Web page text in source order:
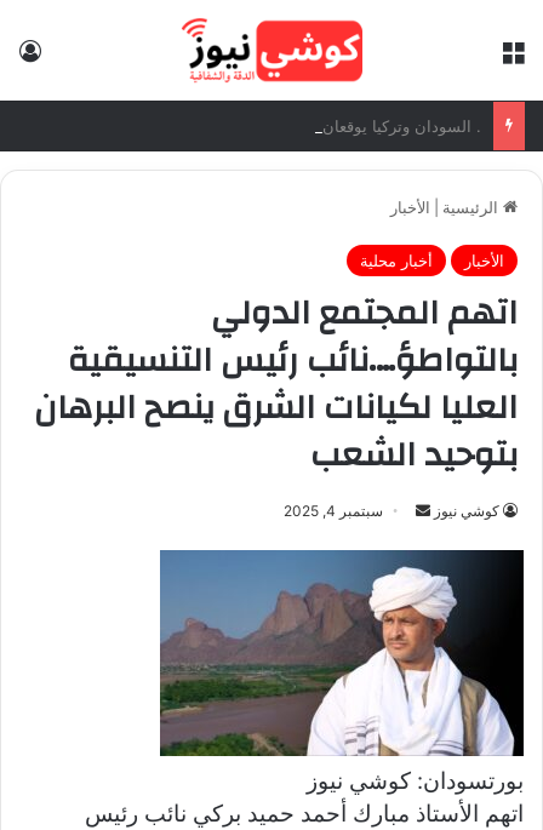
الرئيسية الأخبار
الأخبار أخبار محلية
اتهم المجتمع الدولي
بالتواطؤ….نائب رئيس التنسيقية
العليا لكيانات الشرق ينصح البرهان
بتوحيد الشعب
كوشي نيوز
س
ل
ب
ر
ا
سبتمبر 4, 2025
بورتسودان: كوشي نيوز
اتهم الأستاذ مبارك أحمد حميد بركي نائب رئيس